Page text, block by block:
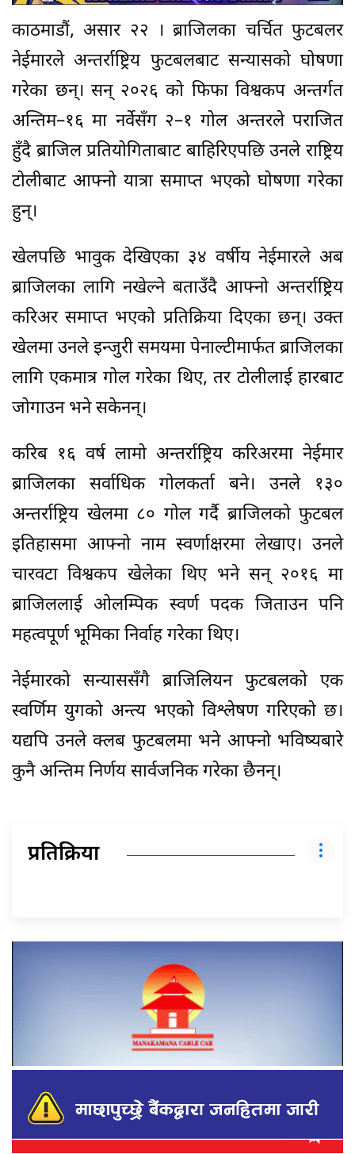
काठमाडौं, असार २२ । ब्राजिलका चर्चित फुटबलर
नेईमारले अन्तर्राष्ट्रिय फुटबलबाट सन्यासको घोषणा
गरेका छन्। सन् २०२६ को फिफा विश्वकप अन्तर्गत
अन्तिम–१६ मा नर्वेसँग २–१ गोल अन्तरले पराजित
हुँदै ब्राजिल प्रतियोगिताबाट बाहिरिएपछि उनले राष्ट्रिय
टोलीबाट आफ्नो यात्रा समाप्त भएको घोषणा गरेका
हुन्।
खेलपछि भावुक देखिएका ३४ वर्षीय नेईमारले अब
ब्राजिलका लागि नखेल्ने बताउँदै आफ्नो अन्तर्राष्ट्रिय
करिअर समाप्त भएको प्रतिक्रिया दिएका छन्। उक्त
खेलमा उनले इन्जुरी समयमा पेनाल्टीमार्फत ब्राजिलका
लागि एकमात्र गोल गरेका थिए, तर टोलीलाई हारबाट
जोगाउन भने सकेनन्।
करिब १६ वर्ष लामो अन्तर्राष्ट्रिय करिअरमा नेईमार
ब्राजिलका सर्वाधिक गोलकर्ता बने। उनले १३०
अन्तर्राष्ट्रिय खेलमा ८० गोल गर्दै ब्राजिलको फुटबल
इतिहासमा आफ्नो नाम स्वर्णाक्षरमा लेखाए। उनले
चारवटा विश्वकप खेलेका थिए भने सन् २०१६ मा
ब्राजिललाई ओलम्पिक स्वर्ण पदक जिताउन पनि
महत्वपूर्ण भूमिका निर्वाह गरेका थिए।
नेईमारको सन्याससँगै ब्राजिलियन फुटबलको एक
स्वर्णिम युगको अन्त्य भएको विश्लेषण गरिएको छ।
यद्यपि उनले क्लब फुटबलमा भने आफ्नो भविष्यबारे
कुनै अन्तिम निर्णय सार्वजनिक गरेका छैनन्।
प्रतिक्रिया